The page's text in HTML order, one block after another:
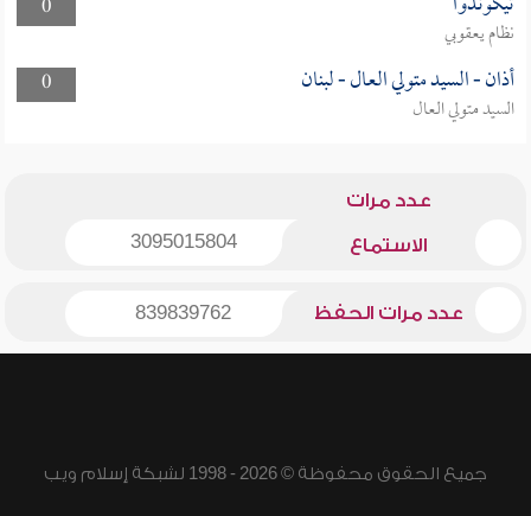
0
نظام يعقوبي
0
أذان - السيد متولي العال - لبنان
السيد متولي العال
عدد مرات
الاستماع 3095015804
عدد مرات الحفظ 839839762
جميع الحقوق محفوظة © 2026 - 1998 لشبكة إسلام ويب